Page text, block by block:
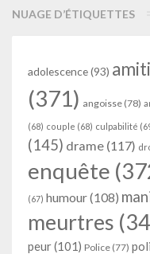
NUAGE D’ÉTIQUETTES
adolescence(93)
(371) angoisse (78)
(68) couple (68) culpabilité
(145) drame (117)
enquête
(67) humour(108)
meurtres
peur(101) Police (77)